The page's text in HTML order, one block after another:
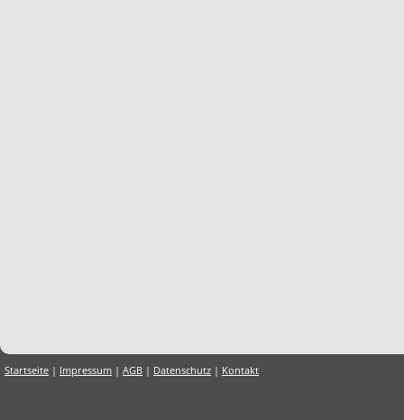
Startseite | Impressum | AGB | Datenschutz | Kontakt